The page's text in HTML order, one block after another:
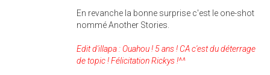
En revanche la bonne surprise c'est le one-shot
nommé Another Stories.
Edit d'illapa : Ouahou ! 5 ans ! CA c'est du déterrage
de topic ! Félicitation Rickys !^^